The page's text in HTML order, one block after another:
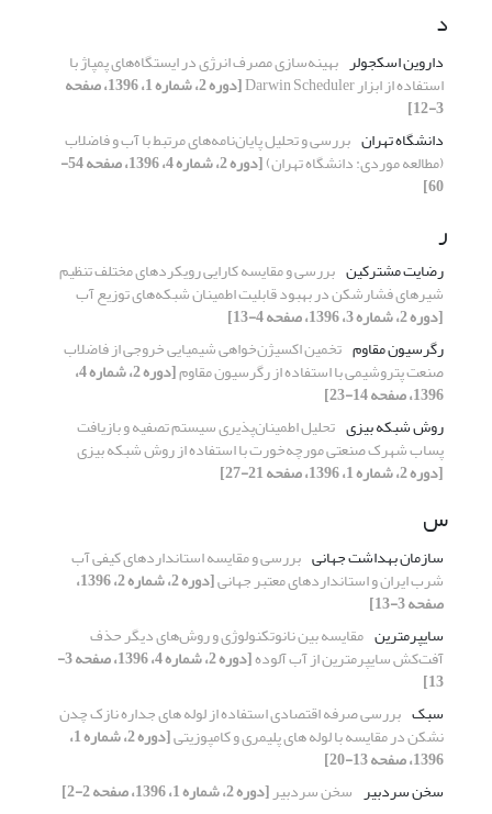
د
داروین اسکجولر بهینه‌سازی مصرف انرژی در ایستگاه‌های پمپاژ با
استفاده از ابزار Darwin Scheduler [دوره 2، شماره 1، 1396، صفحه
3-12]
دانشگاه تهران بررسی و تحلیل پایان‌نامه‌های مرتبط با آب و فاضلاب
(مطالعه موردی: دانشگاه تهران) [دوره 2، شماره 4، 1396، صفحه 54-
60]
ر
رضایت مشترکین بررسی و مقایسه کارایی رویکردهای مختلف تنظیم
شیرهای فشارشکن در بهبود قابلیت اطمینان شبکه‌های توزیع آب
[دوره 2، شماره 3، 1396، صفحه 4-13]
رگرسیون مقاوم تخمین اکسیژن‌خواهی شیمیایی خروجی از فاضلاب
صنعت پتروشیمی با استفاده از رگرسیون مقاوم [دوره 2، شماره 4،
1396، صفحه 14-23]
روش شبکه بیزی تحلیل اطمینان‌پذیری سیستم تصفیه و بازیافت
پساب شهرک صنعتی مورچه‌خورت با استفاده از روش شبکه بیزی
[دوره 2، شماره 1، 1396، صفحه 21-27]
س
سازمان بهداشت جهانی بررسی و مقایسه استانداردهای کیفی آب
شرب ایران و استانداردهای معتبر جهانی [دوره 2، شماره 2، 1396،
صفحه 3-13]
سایپرمترین مقایسه بین نانوتکنولوژی و روش‌های دیگر حذف
آفت‌کش سایپرمترین از آب آلوده [دوره 2، شماره 4، 1396، صفحه 3-
13]
سبک بررسی صرفه اقتصادی استفاده از لوله های جداره نازک چدن
نشکن در مقایسه با لوله های پلیمری و کامپوزیتی [دوره 2، شماره 1،
1396، صفحه 13-20]
سخن سردبیر سخن سردبیر[دوره 2، شماره 1، 1396، صفحه 2-2]